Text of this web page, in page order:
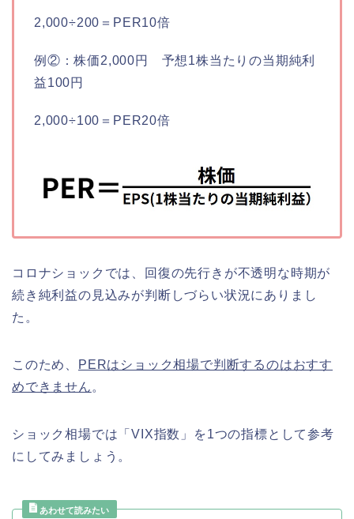
2,000÷200＝PER10倍
例②：株価2,000円 予想1株当たりの当期純利
益100円
2,000÷100＝PER20倍
コロナショックでは、回復の先行きが不透明な時期が
続き純利益の見込みが判断しづらい状況にありまし
た。
このため、
PERはショック相場で判断するのはおすす
めできません。
ショック相場では「VIX指数」を1つの指標として参考
にしてみましょう。